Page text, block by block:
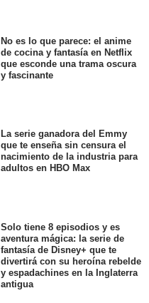
No es lo que parece: el anime
de cocina y fantasía en Netflix
que esconde una trama oscura
y fascinante
La serie ganadora del Emmy
que te enseña sin censura el
nacimiento de la industria para
adultos en HBO Max
Solo tiene 8 episodios y es
aventura mágica: la serie de
fantasía de Disney+ que te
divertirá con su heroína rebelde
y espadachines en la Inglaterra
antigua